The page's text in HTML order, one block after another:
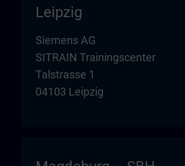
Leipzig
Siemens AG
SITRAIN Trainingscenter
Talstrasse 1
04103 Leipzig